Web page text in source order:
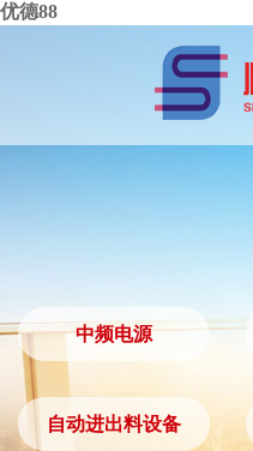
优德88
中频电源
中频电源
自动进出料设备